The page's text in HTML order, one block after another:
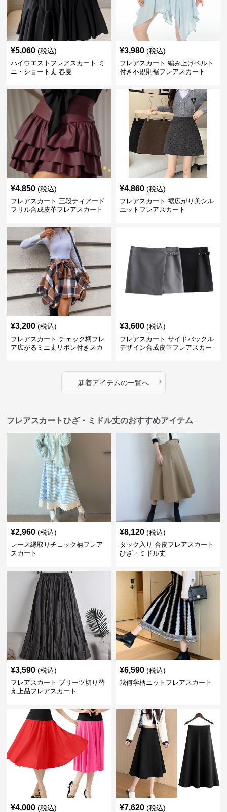
¥5,060 (税込)
ハイウエストフレアスカート ミ
ニ・ショート丈 春夏
¥3,980 (税込)
フレアスカート 編み上げベルト
付き不規則裾フレアスカート
¥4,850 (税込)
フレアスカート 三段ティアード
フリル合成皮革フレアスカート
¥4,860 (税込)
フレアスカート 裾広がり美シル
エットフレアスカート
¥3,200 (税込)
フレアスカート チェック柄フレ
ア広がるミニ丈リボン付きスカ
¥3,600 (税込)
フレアスカート サイドバックル
デザイン合成皮革フレアスカー
新着アイテムの一覧へ ›
フレアスカートひざ・ミドル丈のおすすめアイテム
¥2,960 (税込)
レース縁取りチェック柄フレア
スカート
¥8,120 (税込)
タック入り 合皮フレアスカート
ひざ・ミドル丈
¥3,590 (税込)
フレアスカート プリーツ切り替
え上品フレアスカート
¥6,590 (税込)
幾何学柄ニットフレアスカート
¥4,000 (税込) ¥7,620 (税込)